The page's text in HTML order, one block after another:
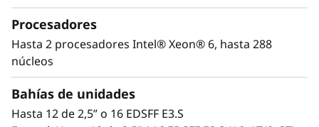
e
a
MRDIMM para alcanzar un excepcional
rendimiento.
SR630 V4 duplica el número de núcleos por
bastidor y aumenta el rendimiento para cargas
Procesadores
Hasta 2 procesadores Intel® Xeon® 6, hasta 288
núcleos
Bahías de unidades
Hasta 12 de 2,5” o 16 EDSFF E3.S